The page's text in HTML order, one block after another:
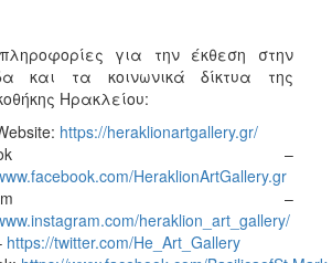
για την έκθεση στην
και τα κοινωνικά δίκτυα της
Ηρακλείου:
https://heraklionartgallery.gr/
–
HeraklionArtGallery.gr
–
heraklion_art_gallery/
https://twitter.com/He_Art_Gallery